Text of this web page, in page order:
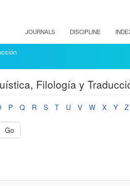
JOURNALS DISCIPLINE
Filología y
P Q R S T U V W X Y Z
Go